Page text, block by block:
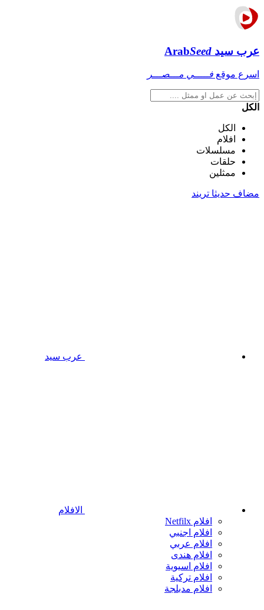
عرب سيد ArabSeed
اسرع موقع فـــــي مـــصـــر
الكل
الكل
افلام
مسلسلات
حلقات
ممثلين
مضاف حديثا تريند
عرب سيد
الافلام
افلام Netfilx
افلام اجنبي
افلام عربي
افلام هندى
افلام اسيوية
افلام تركية
افلام مدبلجة